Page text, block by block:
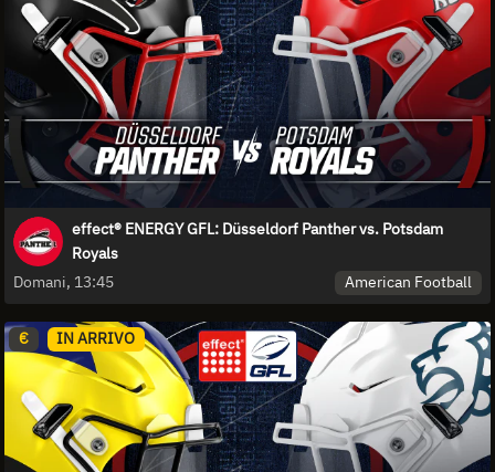
effect® ENERGY GFL: Düsseldorf Panther vs. Potsdam
Royals
Domani, 13:45
American Football
€ IN ARRIVO